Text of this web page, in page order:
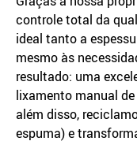
controle total da
ideal tanto a
mesmo às
resultado: uma
lixamento manual
além disso,
espuma) e